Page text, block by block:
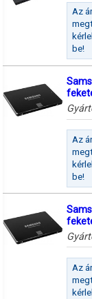
Az
be!
Az
be!
Az